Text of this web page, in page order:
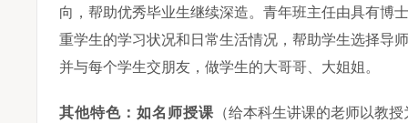
向，帮助优秀毕业生继续深造。青年班主任由具有博
重学生的学习状况和日常生活情况，帮助学生选择导
并与每个学生交朋友，做学生的大哥哥、大姐姐。
其他特色：如名师授课 （给本科生讲课的老师以教